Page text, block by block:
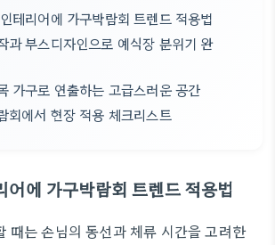
테리어에 가구박람회 트렌드 적용법
과 부스디자인으로 예식장 분위기 완
가구로 연출하는 고급스러운 공간
회에서 현장 적용 체크리스트
어에 가구박람회 트렌드 적용법
때는 손님의 동선과 체류 시간을 고려한